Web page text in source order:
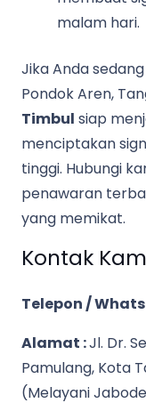
malam hari.
Jika Anda
Pondok Aren,
Timbul siap
menciptakan
tinggi. Hubungi
penawaran
yang memikat.
Kontak
Telepon /
Alamat :Jl. Dr.
Pamulang, Kota
(Melayani